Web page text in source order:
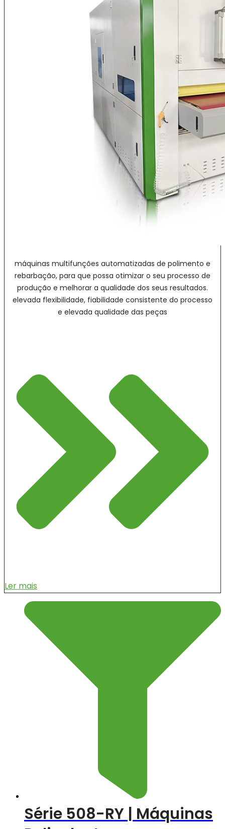
máquinas multifunções automatizadas de polimento e
rebarbação, para que possa otimizar o seu processo de
produção e melhorar a qualidade dos seus resultados.
elevada flexibilidade, fiabilidade consistente do processo
e elevada qualidade das peças
Ler mais
Série 508-RY | Máquinas